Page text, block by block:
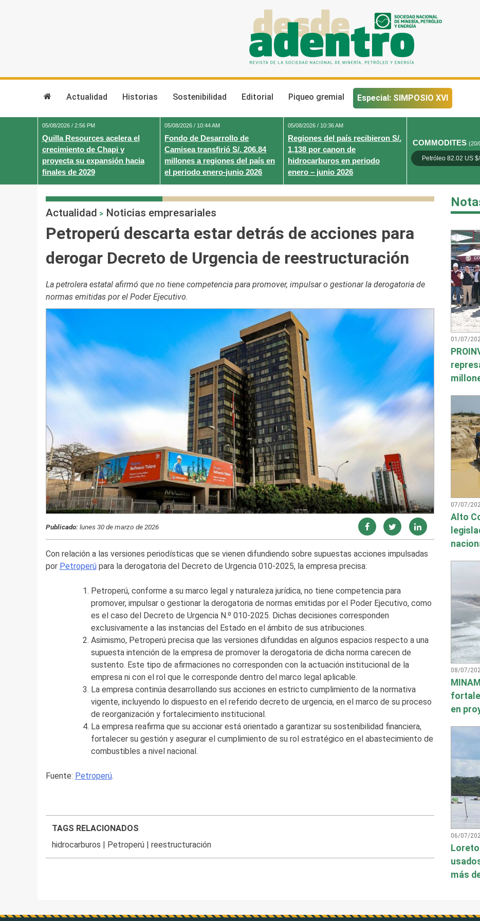
Actualidad Historias Sostenibilidad Editorial Piqueo gremial Especial: SIMPOSIO XVI
05/08/2026 / 2:56 PM
Quilla Resources acelera el
crecimiento de Chapi y
proyecta su expansión hacia
finales de 2029
05/08/2026 / 10:44 AM
Fondo de Desarrollo de
Camisea transfirió S/. 206.84
millones a regiones del país en
el periodo enero-junio 2026
05/08/2026 / 10:36 AM
Regiones del país recibieron S/.
1,138 por canon de
hidrocarburos en periodo
enero – junio 2026
COMMODITES(20/
Petróleo 82.02 US
Actualidad > Noticias empresariales
Petroperú descarta estar detrás de acciones para
derogar Decreto de Urgencia de reestructuración
La petrolera estatal afirmó que no tiene competencia para promover, impulsar o gestionar la derogatoria de
normas emitidas por el Poder Ejecutivo.
Publicado:lunes 30 de marzo de 2026
Con relación a las versiones periodísticas que se vienen difundiendo sobre supuestas acciones impulsadas
por Petroperúpara la derogatoria del Decreto de Urgencia 010-2025, la empresa precisa:
Petroperú, conforme a su marco legal y naturaleza jurídica, no tiene competencia para
promover, impulsar o gestionar la derogatoria de normas emitidas por el Poder Ejecutivo, como
es el caso del Decreto de Urgencia N.º 010-2025. Dichas decisiones corresponden
exclusivamente a las instancias del Estado en el ámbito de sus atribuciones.
Asimismo, Petroperú precisa que las versiones difundidas en algunos espacios respecto a una
supuesta intención de la empresa de promover la derogatoria de dicha norma carecen de
sustento. Este tipo de afirmaciones no corresponden con la actuación institucional de la
empresa ni con el rol que le corresponde dentro del marco legal aplicable.
La empresa continúa desarrollando sus acciones en estricto cumplimiento de la normativa
vigente, incluyendo lo dispuesto en el referido decreto de urgencia, en el marco de su proceso
de reorganización y fortalecimiento institucional.
La empresa reafirma que su accionar está orientado a garantizar su sostenibilidad financiera,
fortalecer su gestión y asegurar el cumplimiento de su rol estratégico en el abastecimiento de
combustibles a nivel nacional.
Fuente: Petroperú.
TAGS RELACIONADOS
hidrocarburos | Petroperú |reestructuración
01/07/
07/07/
Alto
08/07/
en
06/07/
más